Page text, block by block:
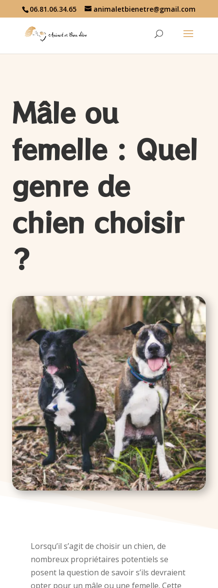
06.81.06.34.65 animaletbienetre@gmail.com
Mâle ou
femelle : Quel
genre de
chien choisir
?
Lorsqu’il s’agit de choisir un chien, de
nombreux propriétaires potentiels se
posent la question de savoir s’ils devraient
opter pour un mâle ou une femelle. Cette